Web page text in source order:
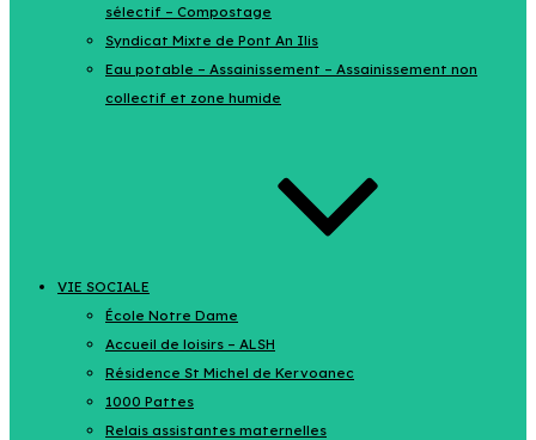
sélectif – Compostage
Syndicat Mixte de Pont An Ilis
Eau potable – Assainissement – Assainissement non
collectif et zone humide
VIE SOCIALE
École Notre Dame
Accueil de loisirs – ALSH
Résidence St Michel de Kervoanec
1000 Pattes
Relais assistantes maternelles